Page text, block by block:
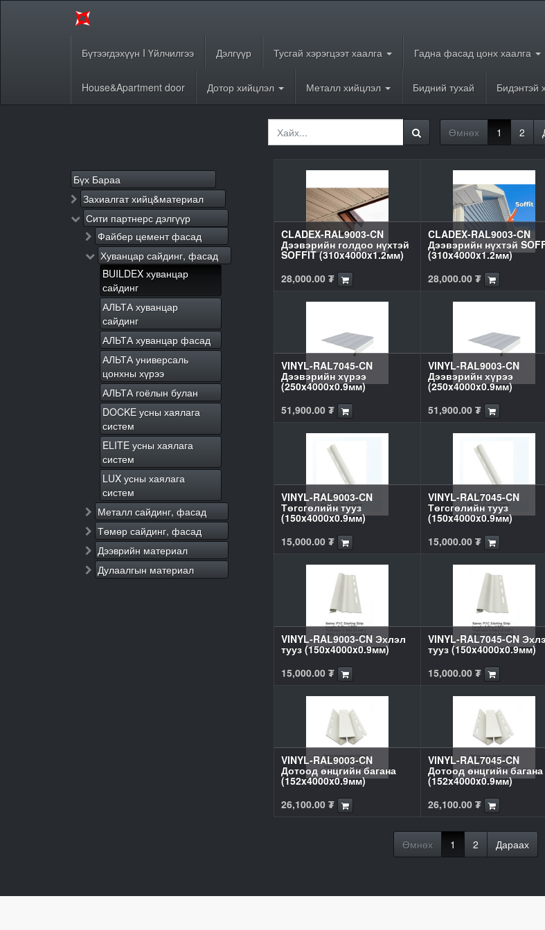
Бүтээгдэхүүн I Үйлчилгээ Дэлгүүр Тусгай хэрэгцээт хаалга Гадна фасад цонх хаалга
House&Apartment door Дотор хийцлэл Металл хийцлэл Бидний тухай Бидэнтэй
Өмнөх 1 2
Бүх Бараа
Захиалгат хийц&материал
Сити партнерс дэлгүүр
Файбер цемент фасад
Хуванцар сайдинг, фасад
BUILDEX хуванцар
сайдинг
АЛЬТА хуванцар
сайдинг
АЛЬТА хуванцар фасад
АЛЬТА универсаль
цонхны хүрээ
АЛЬТА гоёлын булан
DOCKE усны хаялага
систем
ELITE усны хаялага
систем
LUX усны хаялага
систем
Металл сайдинг, фасад
Төмөр сайдинг, фасад
Дээврийн материал
Дулаалгын материал
CLADEX-RAL9003-CN
Дээвэрийн голдоо нүхтэй
SOFFIT (310x4000x1.2мм)
28,000.00₮
CLADEX-RAL9003-CN
Дээвэрийн нүхтэй
(310x4000x1.2мм)
28,000.00₮
VINYL-RAL7045-CN
Дээвэрийн хүрээ
(250x4000x0.9мм)
51,900.00₮
VINYL-RAL9003-CN
Дээвэрийн хүрээ
(250x4000x0.9мм)
51,900.00₮
VINYL-RAL9003-CN
Төгсгөлийн тууз
(150x4000x0.9мм)
15,000.00₮
VINYL-RAL7045-CN
Төгсгөлийн тууз
(150x4000x0.9мм)
15,000.00₮
VINYL-RAL9003-CN Эхлэл
тууз (150x4000x0.9мм)
15,000.00₮
VINYL-RAL7045-CN
тууз (150x4000x0.9мм)
15,000.00₮
VINYL-RAL9003-CN
Дотоод өнцгийн багана
(152x4000x0.9мм)
26,100.00₮
VINYL-RAL7045-CN
Дотоод өнцгийн багана
(152x4000x0.9мм)
26,100.00₮
Өмнөх 1 2 Дараах